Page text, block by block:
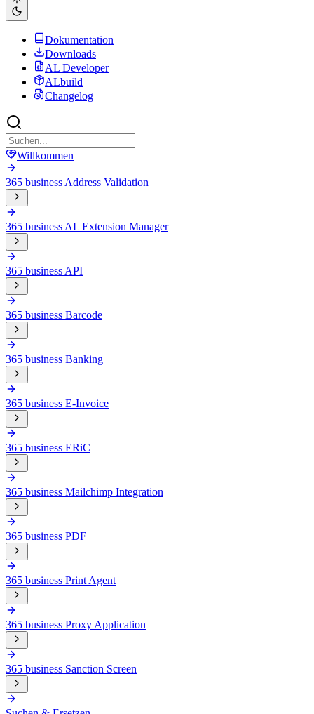
Dokumentation
Downloads
AL Developer
ALbuild
Changelog
Willkommen
365 business Address Validation
365 business AL Extension Manager
365 business API
365 business Barcode
365 business Banking
365 business E-Invoice
365 business ERiC
365 business Mailchimp Integration
365 business PDF
365 business Print Agent
365 business Proxy Application
365 business Sanction Screen